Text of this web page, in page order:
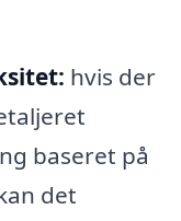
hvis der
baseret på
det